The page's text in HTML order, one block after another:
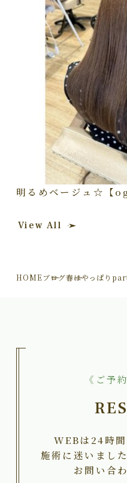
明るめベージュ☆【
View All
HOMEブログ春はやっぱり
《ご予
WEBは24時間
施術に迷いまし
お問い合